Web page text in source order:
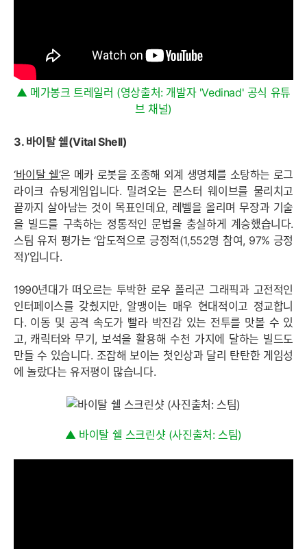
▲ 메가봉크 트레일러 (영상출처: 개발자 'Vedinad' 공식 유튜
브 채널)
3. 바이탈 쉘(Vital Shell)
‘바이탈 쉘’은 메카 로봇을 조종해 외계 생명체를 소탕하는 로그
라이크 슈팅게임입니다. 밀려오는 몬스터 웨이브를 물리치고
끝까지 살아남는 것이 목표인데요, 레벨을 올리며 무장과 기술
을 빌드를 구축하는 정통적인 문법을 충실하게 계승했습니다.
스팀 유저 평가는 ‘압도적으로 긍정적(1,552명 참여, 97% 긍정
적)’입니다.
1990년대가 떠오르는 투박한 로우 폴리곤 그래픽과 고전적인
인터페이스를 갖췄지만, 알맹이는 매우 현대적이고 정교합니
다. 이동 및 공격 속도가 빨라 박진감 있는 전투를 맛볼 수 있
고, 캐릭터와 무기, 보석을 활용해 수천 가지에 달하는 빌드도
만들 수 있습니다. 조잡해 보이는 첫인상과 달리 탄탄한 게임성
에 놀랐다는 유저평이 많습니다.
▲ 바이탈 쉘 스크린샷 (사진출처: 스팀)
세부정보 열기/접기